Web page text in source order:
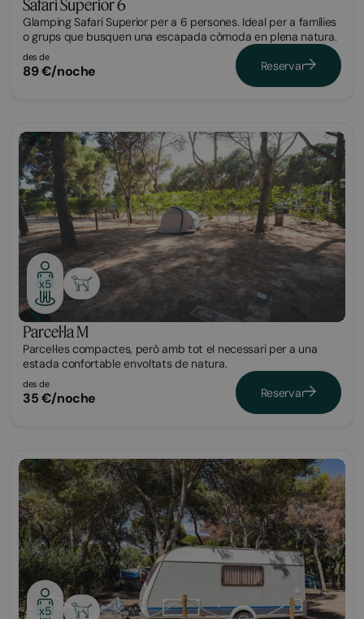
Safari Superior 6
Glamping Safari Superior per a 6 persones. Ideal per a famílies
o grups que busquen una escapada còmoda en plena natura.
des de
89 €/noche Reservar
Parcel·la
x5
Parcel·la M
Parcel·les compactes, però amb tot el necessari per a una
estada confortable envoltats de natura.
des de
35 €/noche Reservar
Parcel·la
x5